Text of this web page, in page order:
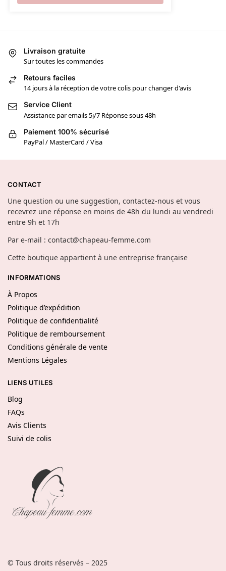
Livraison gratuite
Sur toutes les commandes
Retours faciles
14 jours à la réception de votre colis pour changer d'avis
Service Client
Assistance par emails 5j/7 Réponse sous 48h
Paiement 100% sécurisé
PayPal / MasterCard / Visa
CONTACT
Une question ou une suggestion, contactez-nous et vous
recevrez une réponse en moins de 48h du lundi au vendredi
entre 9h et 17h
Par e-mail : contact@chapeau-femme.com
Cette boutique appartient à une entreprise française
INFORMATIONS
À Propos
Politique d’expédition
Politique de confidentialité
Politique de remboursement
Conditions générale de vente
Mentions Légales
LIENS UTILES
Blog
FAQs
Avis Clients
Suivi de colis
© Tous droits réservés – 2025